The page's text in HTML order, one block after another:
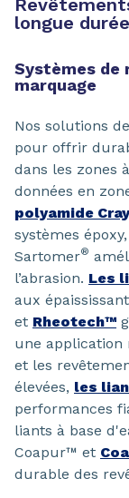
longue durée
Systèmes de
marquage
Nos solutions
pour offrir
dans les zones
données en
polyamide
systèmes
Sartomer®
l’abrasion. Les
aux
et Rheotech™
une application
et les
élevées, les
performances
liants à base
Coapur™ et
durable des